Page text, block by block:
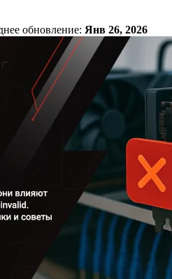
обновление: Янв 26, 2026